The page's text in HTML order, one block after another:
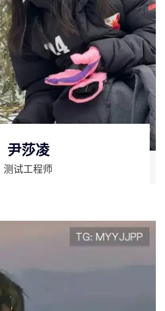
尹莎凌
测试工程师